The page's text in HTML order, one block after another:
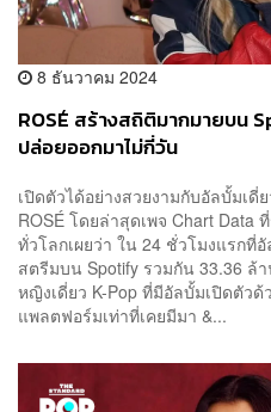
8 ธันวาคม 2024
ROSÉ สร้างสถิติมากมายบน
ปล่อยออกมาไม่กี่วัน
เปิดตัวได้อย่างสวยงามกับอัลบั้มเ
ROSÉ โดยล่าสุดเพจ Chart Data
ทั่วโลกเผยว่า ใน 24 ชั่วโมงแรกที่
สตรีมบน Spotify รวมกัน 33.36 ล้
หญิงเดี่ยว K-Pop ที่มีอัลบั้มเปิดตัว
แพลตฟอร์มเท่าที่เคยมีมา &...